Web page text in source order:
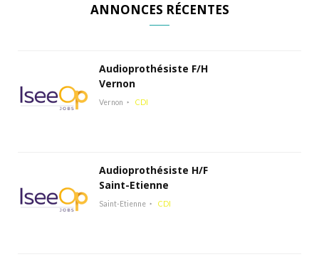
ANNONCES RÉCENTES
Audioprothésiste F/H
Vernon
Vernon CDI
Audioprothésiste H/F
Saint-Etienne
Saint-Etienne CDI